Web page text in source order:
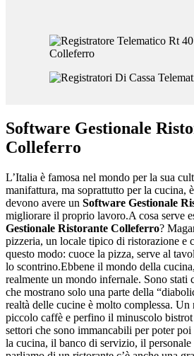
Software Gestionale
Colleferro
L’Italia è famosa nel mondo per la sua
manifattura, ma soprattutto per la cucina,
devono avere un Software Gestionale
migliorare il proprio lavoro.A cosa serve
Gestionale Ristorante Colleferro?
pizzeria, un locale tipico di ristorazione e
questo modo: cuoce la pizza, serve al
lo scontrino.Ebbene il mondo della
realmente un mondo infernale. Sono stati
che mostrano solo una parte della
realtà delle cucine è molto complessa. Un
piccolo caffè e perfino il minuscolo bistrot
settori che sono immancabili per poter
la cucina, il banco di servizio, il personale